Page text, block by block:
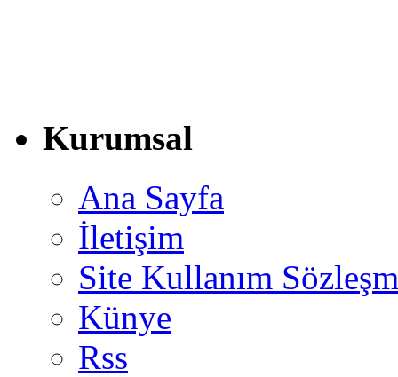
Kurumsal
Ana Sayfa
İletişim
Site Kullanım
Künye
Rss